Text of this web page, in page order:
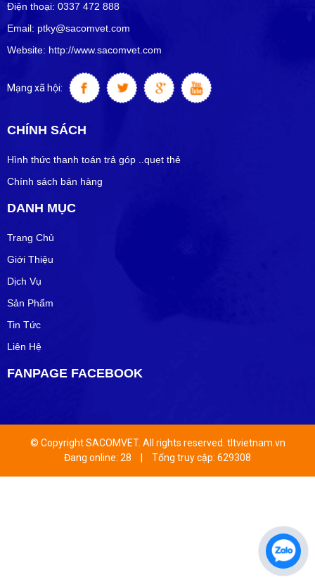
Điện thoại: 0337 472 888
Email: ptky@sacomvet.com
Website: http://www.sacomvet.com
Mạng xã hội:
CHÍNH SÁCH
Hình thức thanh toán trả góp ..quẹt thẻ
Chính sách bán hàng
DANH MỤC
Trang Chủ
Giới Thiệu
Dịch Vụ
Sản Phẩm
Tin Tức
Liên Hệ
FANPAGE FACEBOOK
© Copyright SACOMVET. All rights reserved. tltvietnam.vn
Đang online: 28
Tổng truy cập: 629308